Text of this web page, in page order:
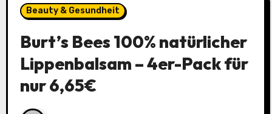
Beauty & Gesundheit
Burt’s Bees 100% natürlicher
Lippenbalsam – 4er-Pack für
nur 6,65€